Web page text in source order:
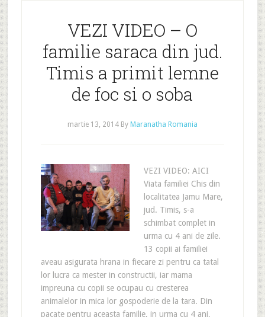
VEZI VIDEO – O
familie saraca din jud.
Timis a primit lemne
de foc si o soba
martie 13, 2014By Maranatha Romania
VEZI VIDEO: AICI
Viata familiei Chis din
localitatea Jamu Mare,
jud. Timis, s-a
schimbat complet in
urma cu 4 ani de zile.
13 copii ai familiei
aveau asigurata hrana in fiecare zi pentru ca tatal
lor lucra ca mester in constructii, iar mama
impreuna cu copii se ocupau cu cresterea
animalelor in mica lor gospoderie de la tara. Din
pacate pentru aceasta familie, in urma cu 4 ani,